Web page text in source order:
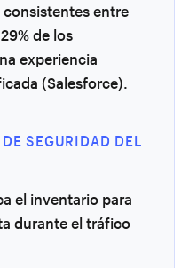
entre
de los
experiencia
(Salesforce).
SEGURIDAD DEL
el inventario para
durante el tráfico